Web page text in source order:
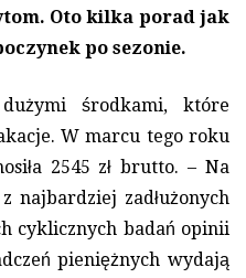
Oto kilka porad jak
po sezonie.
środkami, które
W marcu tego roku
2545 zł brutto. – Na
najbardziej zadłużonych
cyklicznych badań opinii
pieniężnych wydają